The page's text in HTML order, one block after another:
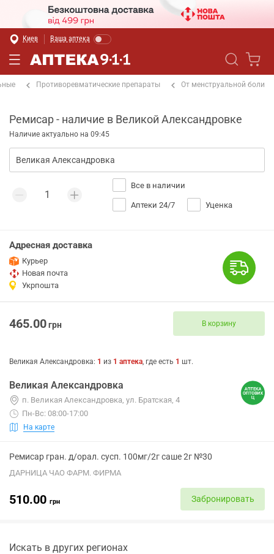
Киев Ваша аптека
Противоревматические препараты От менструальной боли
Ремисар - наличие в Великой Александровке
Наличие актуально на 09:45
Все в наличии
Аптеки 24/7 Уценка
Адресная доставка
Курьер
Новая почта
Укрпошта
465.00грн В корзину
Великая Александровка: 1 из 1 аптека, где есть 1 шт.
Великая Александровка
п. Великая Александровка, ул. Братская, 4
Пн-Вс: 08:00-17:00
На карте
Ремисар гран. д/орал. сусп. 100мг/2г саше 2г №30
ДАРНИЦА ЧАО ФАРМ. ФИРМА
510.00 грн Забронировать
Искать в других регионах